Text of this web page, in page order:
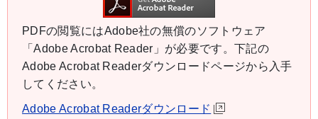
PDFの閲覧にはAdobe社の無償のソフトウェア
「Adobe Acrobat Reader」が必要です。下記の
Adobe Acrobat Readerダウンロードページから入手
してください。
Adobe Acrobat Readerダウンロード